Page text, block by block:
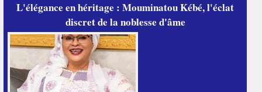
L'élégance en héritage : Mouminatou Kébé, l'éclat
discret de la noblesse d'âme